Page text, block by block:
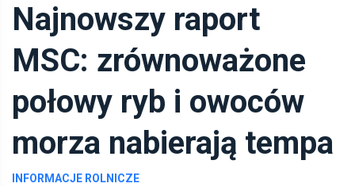
Najnowszy raport
MSC: zrównoważone
połowy ryb i owoców
morza nabierają tempa
INFORMACJE ROLNICZE